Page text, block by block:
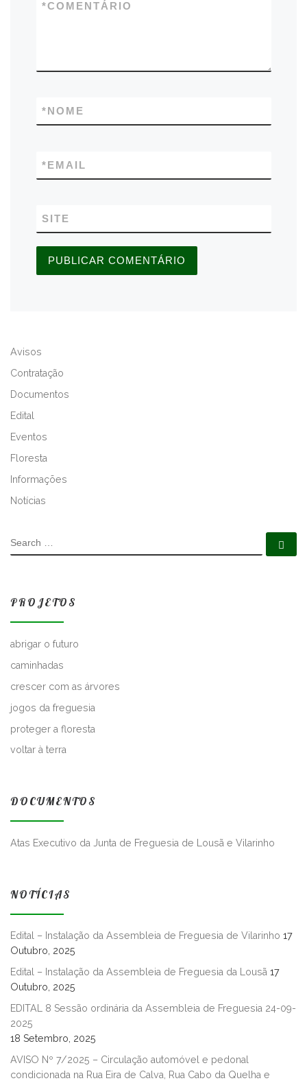
COMENTÁRIO
*
NOME
*
EMAIL
*
SITE
E
T
E
:
Avisos
Contratação
Documentos
Edital
Eventos
Floresta
Informações
Notícias
SEARCH
PROJETOS
abrigar o futuro
caminhadas
crescer com as árvores
jogos da freguesia
proteger a floresta
voltar à terra
DOCUMENTOS
Atas Executivo da Junta de Freguesia de Lousã e Vilarinho
NOTÍCIAS
Edital – Instalação da Assembleia de Freguesia de Vilarinho 17
Outubro, 2025
Edital – Instalação da Assembleia de Freguesia da Lousã 17
Outubro, 2025
EDITAL 8 Sessão ordinária da Assembleia de Freguesia 24-09-
2025
18 Setembro, 2025
AVISO Nº 7/2025 – Circulação automóvel e pedonal
condicionada na Rua Eira de Calva, Rua Cabo da Quelha e